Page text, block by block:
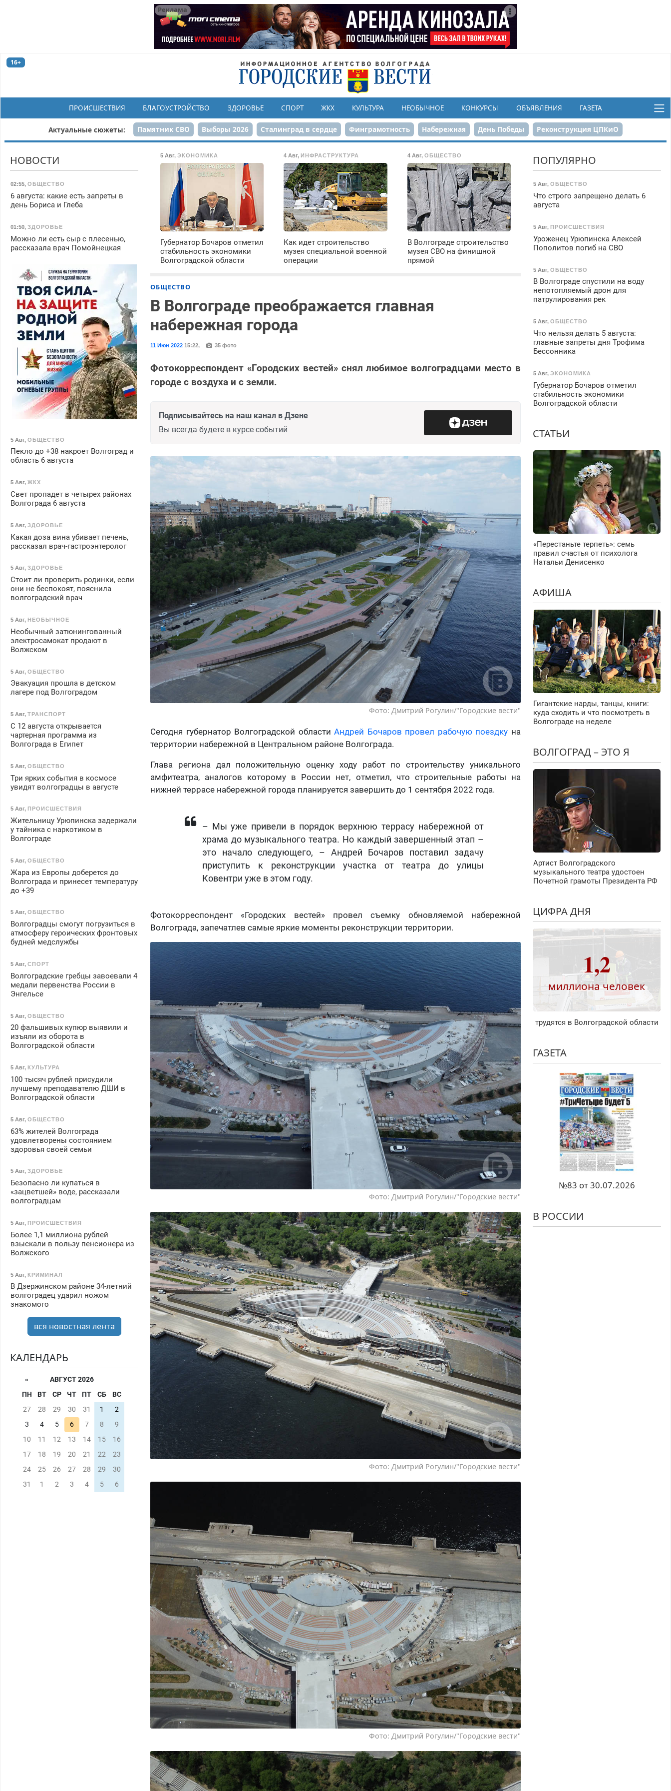
Реклама
16+
ПРОИСШЕСТВИЯ БЛАГОУСТРОЙСТВО ЗДОРОВЬЕ СПОРТ ЖКХ КУЛЬТУРА НЕОБЫЧНОЕ КОНКУРСЫ ОБЪЯВЛЕНИЯ ГАЗЕТА
Актуальные сюжеты: Памятник СВО Выборы 2026 Сталинград в сердце Финграмотность Набережная День Победы Реконструкция ЦПКиО
80-летие Победы Парк Героев-летчиков
5 Авг,ЭКОНОМИКА
Губернатор Бочаров отметил
стабильность экономики
Волгоградской области
4 Авг, ИНФРАСТРУКТУРА
Как идет строительство
музея специальной военной
операции
4 Авг, ОБЩЕСТВО
В Волгограде строительство
музея СВО на финишной
прямой
ОБЩЕСТВО
В Волгограде преображается главная
набережная города
11 Июн 2022 15:22, 35 фото
Фотокорреспондент «Городских вестей» снял любимое волгоградцами место в
городе с воздуха и с земли.
Подписывайтесь на наш канал в Дзене
Вы всегда будете в курсе событий
Фото: Дмитрий Рогулин/"Городские вести"
Сегодня губернатор Волгоградской области Андрей Бочаров провел рабочую поездку на
территории набережной в Центральном районе Волгограда.
Глава региона дал положительную оценку ходу работ по строительству уникального
амфитеатра, аналогов которому в России нет, отметил, что строительные работы на
нижней террасе набережной города планируется завершить до 1 сентября 2022 года.
– Мы уже привели в порядок верхнюю террасу набережной от
храма до музыкального театра. Но каждый завершенный этап –
это начало следующего, – Андрей Бочаров поставил задачу
приступить к реконструкции участка от театра до улицы
Ковентри уже в этом году.
Фотокорреспондент «Городских вестей» провел съемку обновляемой набережной
Волгограда, запечатлев самые яркие моменты реконструкции территории.
Фото: Дмитрий Рогулин/"Городские вести"
Фото: Дмитрий Рогулин/"Городские вести"
Фото: Дмитрий Рогулин/"Городские вести"
НОВОСТИ
02:55, ОБЩЕСТВО
6 августа: какие есть запреты в
день Бориса и Глеба
01:50, ЗДОРОВЬЕ
Можно ли есть сыр с плесенью,
рассказала врач Помойнецкая
5 Авг, ОБЩЕСТВО
Пекло до +38 накроет Волгоград и
область 6 августа
5 Авг, ЖКХ
Свет пропадет в четырех районах
Волгограда 6 августа
5 Авг, ЗДОРОВЬЕ
Какая доза вина убивает печень,
рассказал врач-гастроэнтеролог
5 Авг, ЗДОРОВЬЕ
Стоит ли проверить родинки, если
они не беспокоят, пояснила
волгоградский врач
5 Авг, НЕОБЫЧНОЕ
Необычный затюнингованный
электросамокат продают в
Волжском
5 Авг, ОБЩЕСТВО
Эвакуация прошла в детском
лагере под Волгоградом
5 Авг, ТРАНСПОРТ
С 12 августа открывается
чартерная программа из
Волгограда в Египет
5 Авг, ОБЩЕСТВО
Три ярких события в космосе
увидят волгоградцы в августе
5 Авг, ПРОИСШЕСТВИЯ
Жительницу Урюпинска задержали
у тайника с наркотиком в
Волгограде
5 Авг, ОБЩЕСТВО
Жара из Европы доберется до
Волгограда и принесет температуру
до +39
5 Авг, ОБЩЕСТВО
Волгоградцы смогут погрузиться в
атмосферу героических фронтовых
будней медслужбы
5 Авг, СПОРТ
Волгоградские гребцы завоевали 4
медали первенства России в
Энгельсе
5 Авг, ОБЩЕСТВО
20 фальшивых купюр выявили и
изъяли из оборота в
Волгоградской области
5 Авг, КУЛЬТУРА
100 тысяч рублей присудили
лучшему преподавателю ДШИ в
Волгоградской области
5 Авг, ОБЩЕСТВО
63% жителей Волгограда
удовлетворены состоянием
здоровья своей семьи
5 Авг, ЗДОРОВЬЕ
Безопасно ли купаться в
«зацветшей» воде, рассказали
волгоградцам
5 Авг, ПРОИСШЕСТВИЯ
Более 1,1 миллиона рублей
взыскали в пользу пенсионера из
Волжского
5 Авг, КРИМИНАЛ
В Дзержинском районе 34-летний
волгоградец ударил ножом
знакомого
вся новостная лента
КАЛЕНДАРЬ
«
АВГУСТ 2026
ПН
ВТ СР ЧТ ПТ СБ
ВС
27
28 29 30 31 1
2
3
4 5 6 7 8
9
10
11 12 13 14 15
16
17
18 19 20 21 22
23
24
25 26 27 28 29
30
31
1 2 3 4 5 6
ПОПУЛЯРНО
5 Авг, ОБЩЕСТВО
Что строго запрещено делать 6
августа
5 Авг, ПРОИСШЕСТВИЯ
Уроженец Урюпинска Алексей
Пополитов погиб на СВО
5 Авг, ОБЩЕСТВО
В Волгограде спустили на воду
непотопляемый дрон для
патрулирования рек
5 Авг, ОБЩЕСТВО
Что нельзя делать 5 августа:
главные запреты дня Трофима
Бессонника
5 Авг, ЭКОНОМИКА
Губернатор Бочаров отметил
стабильность экономики
Волгоградской области
СТАТЬИ
«Перестаньте терпеть»: семь
правил счастья от психолога
Натальи Денисенко
АФИША
Гигантские нарды, танцы, книги:
куда сходить и что посмотреть в
Волгограде на неделе
ВОЛГОГРАД – ЭТО Я
Артист Волгоградского
музыкального театра удостоен
Почетной грамоты Президента РФ
ЦИФРА ДНЯ
1,2
миллиона человек
трудятся в Волгоградской области
ГАЗЕТА
№83 от 30.07.2026
В РОССИИ